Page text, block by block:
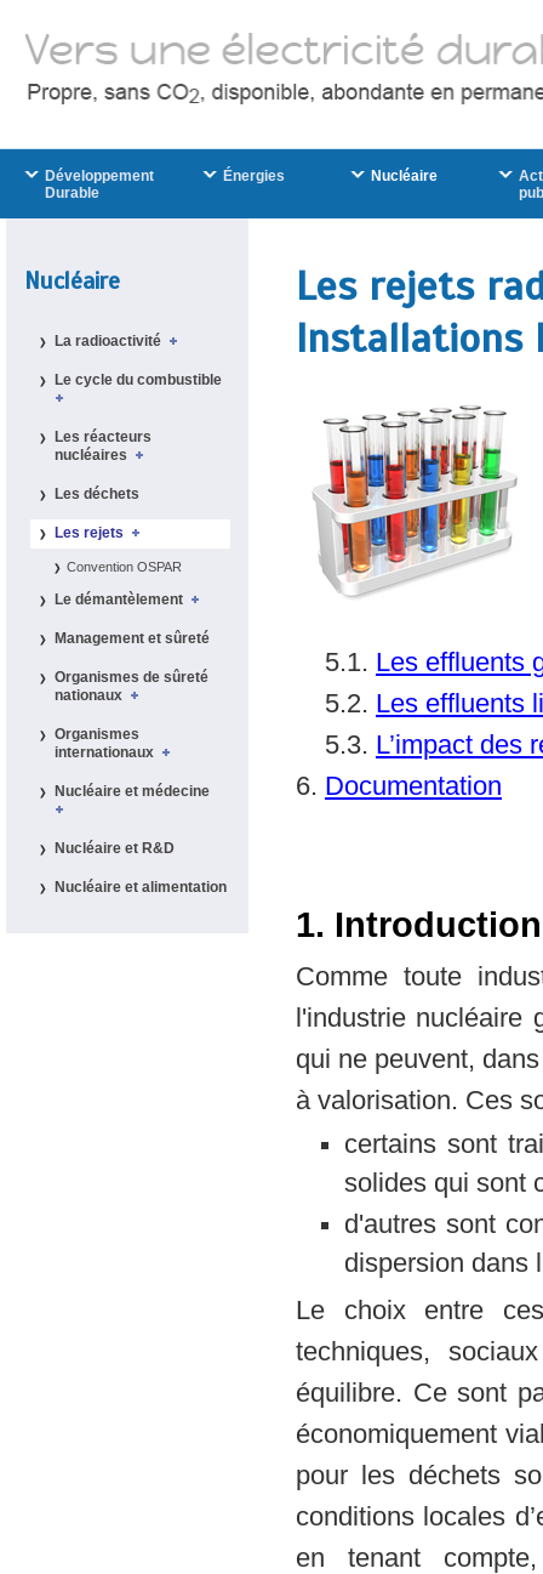
Nucléaire
La radioactivité
Le cycle du combustible
Les réacteurs
nucléaires
Les déchets
Les rejets
Convention OSPAR
Le démantèlement
Management et sûreté
Organismes de sûreté
nationaux
Organismes
internationaux
Nucléaire et médecine
Nucléaire et R&D
Nucléaire et alimentation
Les rejets
Installations
5.1. Les effluents
5.2. Les effluents
5.3. L’impact des
6. Documentation
1. Introduction
Comme toute
l'industrie nucléaire
qui ne peuvent,
à valorisation. Ces
certains sont
solides qui sont
d'autres sont
dispersion dans
Le choix entre
techniques,
équilibre. Ce sont
économiquement
pour les déchets
conditions locales
en tenant
Développement
Durable
Énergies Nucléaire